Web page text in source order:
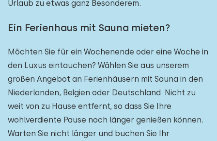
Urlaub zu etwas ganz Besonderem.
Ein Ferienhaus mit Sauna mieten?
Möchten Sie für ein Wochenende oder eine Woche in
den Luxus eintauchen? Wählen Sie aus unserem
großen Angebot an Ferienhäusern mit Sauna in den
Niederlanden, Belgien oder Deutschland. Nicht zu
weit von zu Hause entfernt, so dass Sie Ihre
wohlverdiente Pause noch länger genießen können.
Warten Sie nicht länger und buchen Sie Ihr